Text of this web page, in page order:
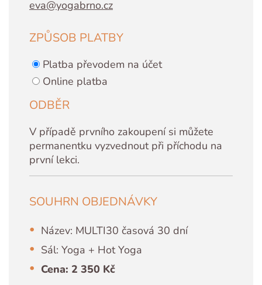
eva@yogabrno.cz
ZPŮSOB PLATBY
Platba převodem na účet
Online platba
ODBĚR
V případě prvního zakoupení si můžete
permanentku vyzvednout při příchodu na
první lekci.
SOUHRN OBJEDNÁVKY
Název: MULTI30 časová 30 dní
Sál: Yoga + Hot Yoga
Cena: 2 350 Kč